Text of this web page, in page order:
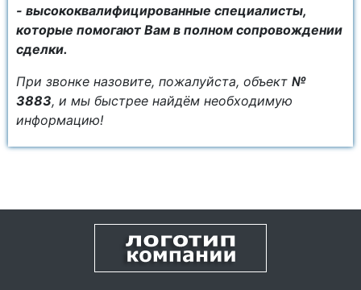
- высококвалифицированные специалисты,
которые помогают Вам в полном сопровождении
сделки.
При звонке назовите, пожалуйста, объект №
3883, и мы быстрее найдём необходимую
информацию!